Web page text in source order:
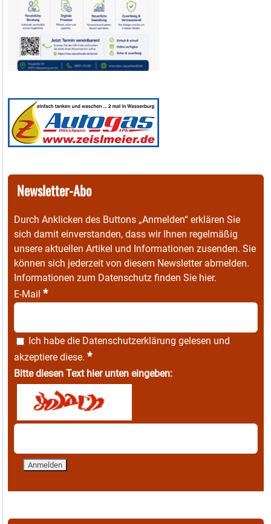
Newsletter-Abo
Durch Anklicken des Buttons „Anmelden“ erklären Sie
sich damit einverstanden, dass wir Ihnen regelmäßig
unsere aktuellen Artikel und Informationen zusenden. Sie
können sich jederzeit von diesem Newsletter abmelden.
Informationen zum Datenschutz finden Sie hier.
E-Mail *
Ich habe die Datenschutzerklärung gelesen und
akzeptiere diese. *
Bitte diesen Text hier unten eingeben: